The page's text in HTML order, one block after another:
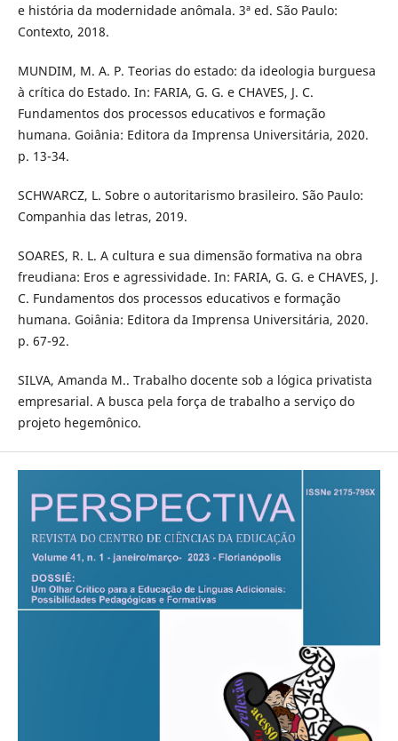
e história da modernidade anômala. 3ª ed. São Paulo:
Contexto, 2018.
MUNDIM, M. A. P. Teorias do estado: da ideologia burguesa
à crítica do Estado. In: FARIA, G. G. e CHAVES, J. C.
Fundamentos dos processos educativos e formação
humana. Goiânia: Editora da Imprensa Universitária, 2020.
p. 13-34.
SCHWARCZ, L. Sobre o autoritarismo brasileiro. São Paulo:
Companhia das letras, 2019.
SOARES, R. L. A cultura e sua dimensão formativa na obra
freudiana: Eros e agressividade. In: FARIA, G. G. e CHAVES, J.
C. Fundamentos dos processos educativos e formação
humana. Goiânia: Editora da Imprensa Universitária, 2020.
p. 67-92.
SILVA, Amanda M.. Trabalho docente sob a lógica privatista
empresarial. A busca pela força de trabalho a serviço do
projeto hegemônico.